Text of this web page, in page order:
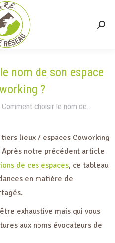
nom de son espace
?
Comment choisir le nom de…
lieux / espaces Coworking
notre précédent article
de ces espaces, ce tableau
en matière de
exhaustive mais qui vous
aux noms évocateurs de